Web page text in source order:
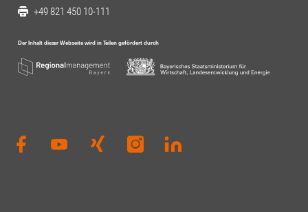
+49 821 450 10-111